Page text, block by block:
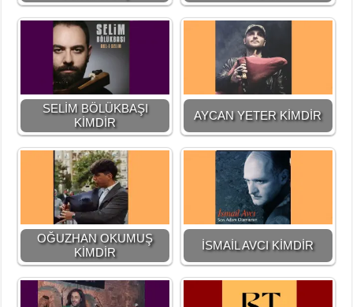
SELİM BÖLÜKBAŞI
KİMDİR
AYCAN YETER KİMDİR
OĞUZHAN OKUMUŞ
KİMDİR
İSMAİL AVCI KİMDİR